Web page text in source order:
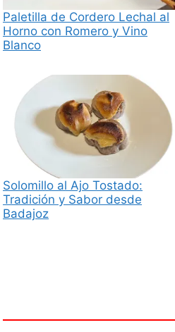
Paletilla de Cordero Lechal al
Horno con Romero y Vino
Blanco
Solomillo al Ajo Tostado:
Tradición y Sabor desde
Badajoz